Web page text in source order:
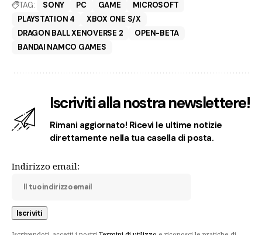
TAG: SONY PC GAME
MICROSOFT
PLAYSTATION 4
XBOX ONE S/X
DRAGON BALL XENOVERSE 2
OPEN-BETA
BANDAI NAMCO GAMES
Iscriviti alla nostra newslettere!
Rimani aggiornato! Ricevi le ultime notizie
direttamente nella tua casella di posta.
Indirizzo email: